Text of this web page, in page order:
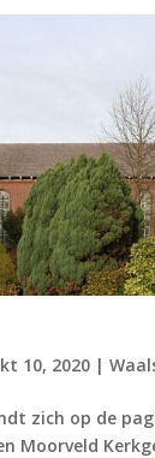
10, 2020|
zich op de
Moorveld